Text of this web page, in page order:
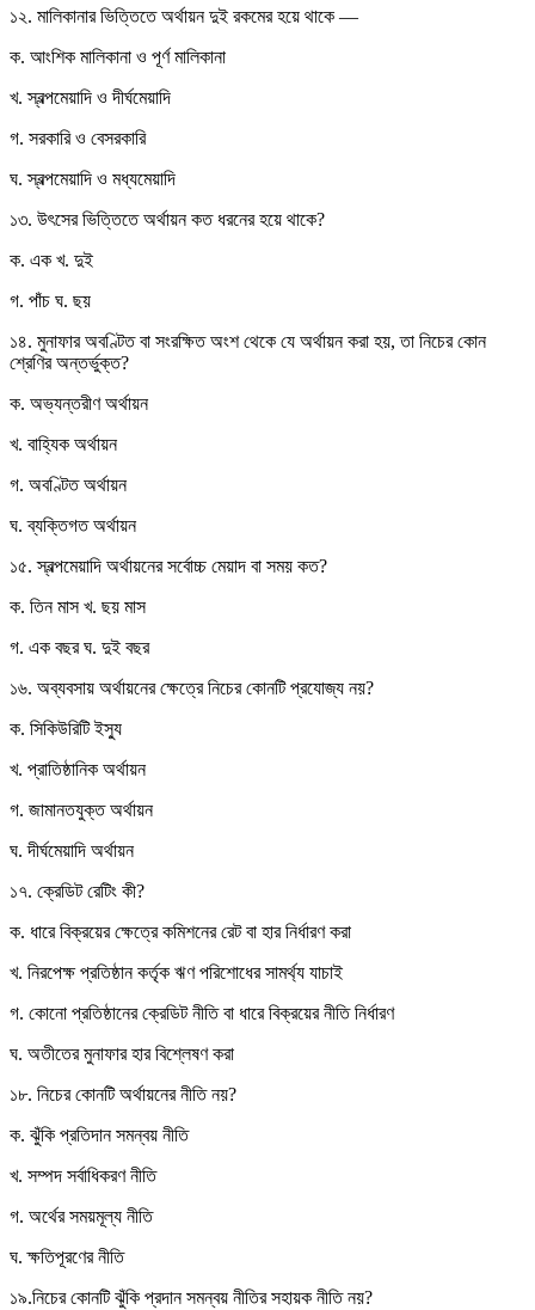
১২. মালিকানার ভিত্তিতে অর্থায়ন দুই রকমের হয়ে থাকে —
ক. আংশিক মালিকানা ও পূর্ণ মালিকানা
খ. স্বল্পমেয়াদি ও দীর্ঘমেয়াদি
গ. সরকারি ও বেসরকারি
ঘ. স্বল্পমেয়াদি ও মধ্যমেয়াদি
১৩. উৎসের ভিত্তিতে অর্থায়ন কত ধরনের হয়ে থাকে?
ক. এক খ. দুই
গ. পাঁচ ঘ. ছয়
১৪. মুনাফার অবণ্টিত বা সংরক্ষিত অংশ থেকে যে অর্থায়ন করা হয়, তা নিচের কোন
শ্রেণির অন্তর্ভুক্ত?
ক. অভ্যন্তরীণ অর্থায়ন
খ. বাহ্যিক অর্থায়ন
গ. অবণ্টিত অর্থায়ন
ঘ. ব্যক্তিগত অর্থায়ন
১৫. স্বল্পমেয়াদি অর্থায়নের সর্বোচ্চ মেয়াদ বা সময় কত?
ক. তিন মাস খ. ছয় মাস
গ. এক বছর ঘ. দুই বছর
১৬. অব্যবসায় অর্থায়নের ক্ষেত্রে নিচের কোনটি প্রযোজ্য নয়?
ক. সিকিউরিটি ইস্যু
খ. প্রাতিষ্ঠানিক অর্থায়ন
গ. জামানতযুক্ত অর্থায়ন
ঘ. দীর্ঘমেয়াদি অর্থায়ন
১৭. ক্রেডিট রেটিং কী?
ক. ধারে বিক্রয়ের ক্ষেত্রে কমিশনের রেট বা হার নির্ধারণ করা
খ. নিরপেক্ষ প্রতিষ্ঠান কর্তৃক ঋণ পরিশোধের সামর্থ্য যাচাই
গ. কোনো প্রতিষ্ঠানের ক্রেডিট নীতি বা ধারে বিক্রয়ের নীতি নির্ধারণ
ঘ. অতীতের মুনাফার হার বিশ্লেষণ করা
১৮. নিচের কোনটি অর্থায়নের নীতি নয়?
ক. ঝুঁকি প্রতিদান সমন্বয় নীতি
খ. সম্পদ সর্বাধিকরণ নীতি
গ. অর্থের সময়মূল্য নীতি
ঘ. ক্ষতিপূরণের নীতি
১৯.নিচের কোনটি ঝুঁকি প্রদান সমন্বয় নীতির সহায়ক নীতি নয়?